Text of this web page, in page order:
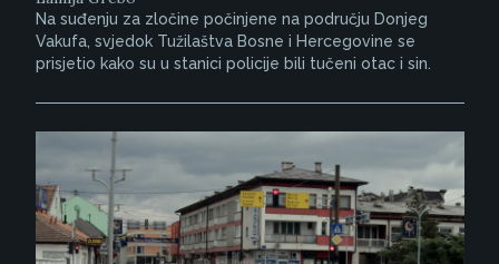
Na suđenju za zločine počinjene na području Donjeg
Vakufa, svjedok Tužilaštva Bosne i Hercegovine se
prisjetio kako su u stanici policije bili tučeni otac i sin.